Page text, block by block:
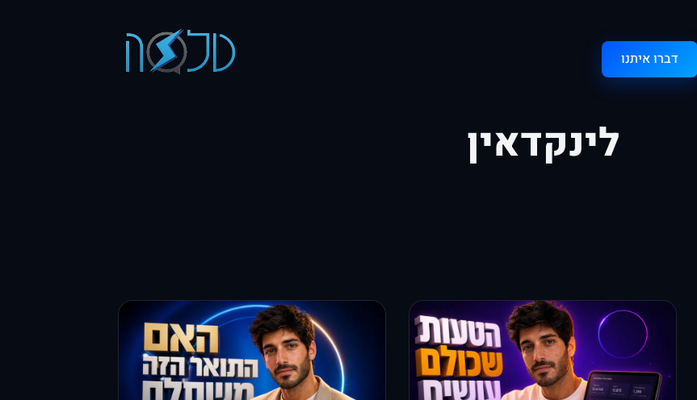
דברו איתנו
לינקדאין